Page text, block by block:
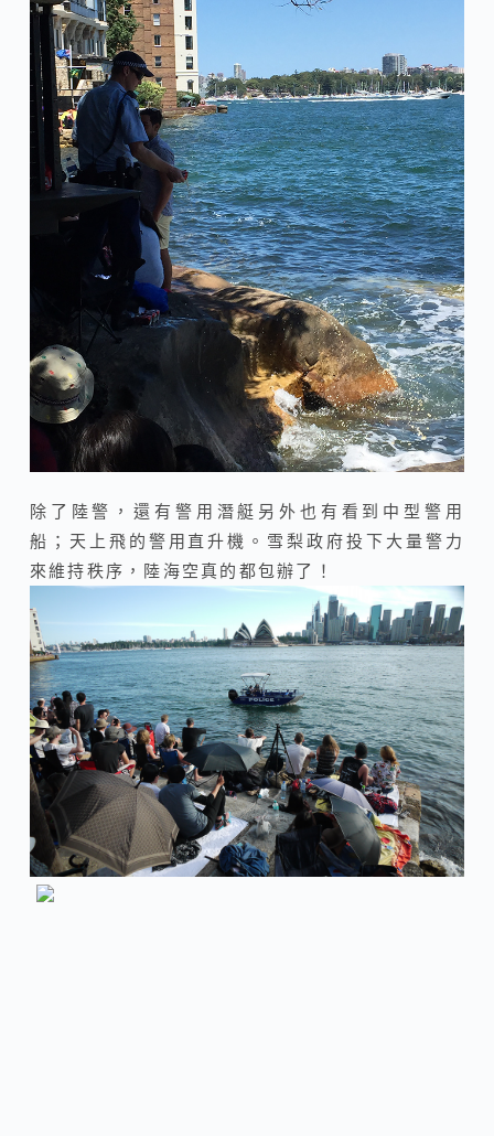
除了陸警，還有警用潛艇另外也有看到中型警用
船；天上飛的警用直升機。雪梨政府投下大量警力
來維持秩序，陸海空真的都包辦了！